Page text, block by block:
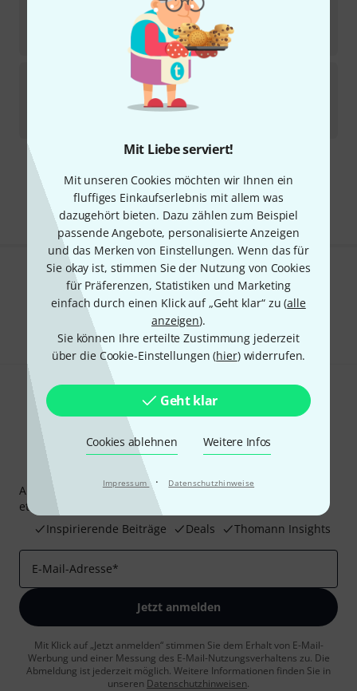
Mit Liebe serviert!
Mit unseren Cookies möchten wir Ihnen ein
fluffiges Einkaufserlebnis mit allem was
dazugehört bieten. Dazu zählen zum Beispiel
passende Angebote, personalisierte Anzeigen
und das Merken von Einstellungen. Wenn das für
Sie okay ist, stimmen Sie der Nutzung von Cookies
für Präferenzen, Statistiken und Marketing
einfach durch einen Klick auf „Geht klar“ zu (alle
anzeigen).
Sie können Ihre erteilte Zustimmung jederzeit
über die Cookie-Einstellungen (hier) widerrufen.
Geht klar
Cookies ablehnen Weitere Infos
Impressum · Datenschutzhinweise
Sofort lieferbar
Positive Grid Reactor 50 B-Stock
Produkt ist ausverkauft
Kostenloser Versand ab 29 €
Alle Preise inkl. MwSt.
Gefällt Ihnen, was Sie sehen?
Hilfe & Feedback
Thomann Newsletter
Abonniere den Thomann Newsletter und gewinne mit
etwas Glück einen von
50 Gutscheinen
Inspirierende Beiträge
Deals Thomann Insights
E-Mail-Adresse*
Jetzt anmelden
Mit Klick auf „Jetzt anmelden“ stimmen Sie dem Erhalt von E-Mail-
Werbung und einer Messung des E-Mail-Nutzungsverhaltens zu. Die
Abmeldung ist jederzeit möglich. Weitere Informationen finden Sie in
unseren Datenschutzhinweisen.